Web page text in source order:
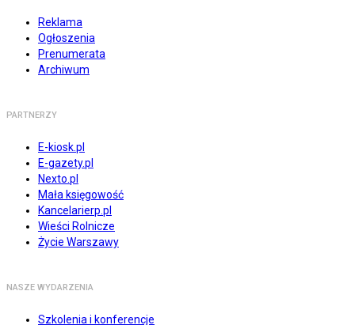
Reklama
Ogłoszenia
Prenumerata
Archiwum
PARTNERZY
E-kiosk.pl
E-gazety.pl
Nexto.pl
Mała księgowość
Kancelarierp.pl
Wieści Rolnicze
Życie Warszawy
NASZE WYDARZENIA
Szkolenia i konferencje